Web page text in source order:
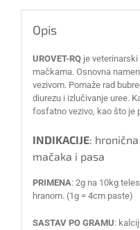
Opis
UROVET-RQje veterinarski
mačkama. Osnovna
vezivom. Pomaže rad
diurezu i izlučivanje uree.
fosfatno vezivo, kao što je
INDIKACIJE:
mačaka i pasa
PRIMENA: 2g na 10kg
hranom. (1g = 4cm paste)
SASTAV PO GRAMU: